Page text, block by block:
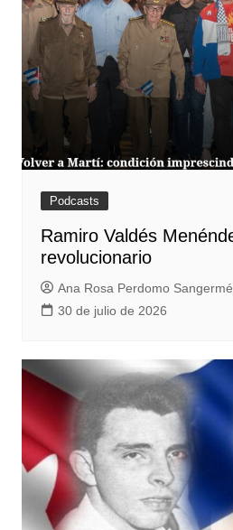
Podcasts
Ramiro Valdés
revolucionario
Ana Rosa Perdomo
30 de julio de 2026